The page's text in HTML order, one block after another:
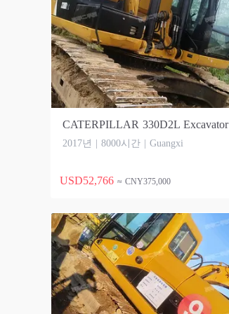
CATERPILLAR 330D2L Excavator
2017년 | 8000시간 | Guangxi
USD52,766 ≈ CNY375,000